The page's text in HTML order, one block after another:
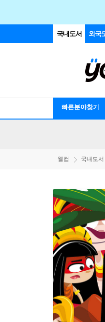
국내도서 외국
빠른분야찾기
웰컴 국내도서